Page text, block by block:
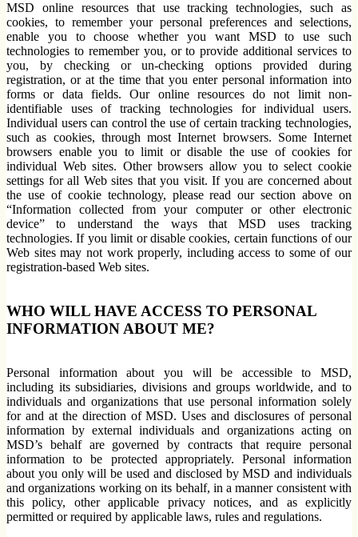
MSD online resources that use tracking technologies, such as
cookies, to remember your personal preferences and selections,
enable you to choose whether you want MSD to use such
technologies to remember you, or to provide additional services to
you, by checking or un-checking options provided during
registration, or at the time that you enter personal information into
forms or data fields. Our online resources do not limit non-
identifiable uses of tracking technologies for individual users.
Individual users can control the use of certain tracking technologies,
such as cookies, through most Internet browsers. Some Internet
browsers enable you to limit or disable the use of cookies for
individual Web sites. Other browsers allow you to select cookie
settings for all Web sites that you visit. If you are concerned about
the use of cookie technology, please read our section above on
“Information collected from your computer or other electronic
device” to understand the ways that MSD uses tracking
technologies. If you limit or disable cookies, certain functions of our
Web sites may not work properly, including access to some of our
registration-based Web sites.
WHO WILL HAVE ACCESS TO PERSONAL
INFORMATION ABOUT ME?
Personal information about you will be accessible to MSD,
including its subsidiaries, divisions and groups worldwide, and to
individuals and organizations that use personal information solely
for and at the direction of MSD. Uses and disclosures of personal
information by external individuals and organizations acting on
MSD’s behalf are governed by contracts that require personal
information to be protected appropriately. Personal information
about you only will be used and disclosed by MSD and individuals
and organizations working on its behalf, in a manner consistent with
this policy, other applicable privacy notices, and as explicitly
permitted or required by applicable laws, rules and regulations.